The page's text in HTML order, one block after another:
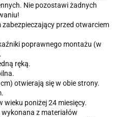
Nie pozostawi żadnych
przed otwarciem
poprawnego montażu (w
ręką.
otwierają się w obie strony.
wieku poniżej 24 miesięcy.
z materiałów